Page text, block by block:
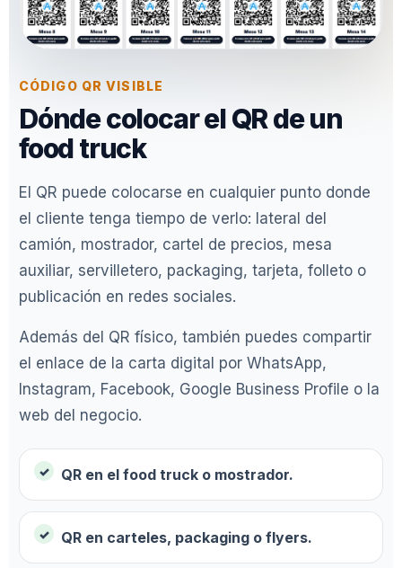
CÓDIGO QR VISIBLE
Dónde colocar el QR de un
food truck
El QR puede colocarse en cualquier punto donde
el cliente tenga tiempo de verlo: lateral del
camión, mostrador, cartel de precios, mesa
auxiliar, servilletero, packaging, tarjeta, folleto o
publicación en redes sociales.
Además del QR físico, también puedes compartir
el enlace de la carta digital por WhatsApp,
Instagram, Facebook, Google Business Profile o la
web del negocio.
QR en el food truck o mostrador.
QR en carteles, packaging o flyers.